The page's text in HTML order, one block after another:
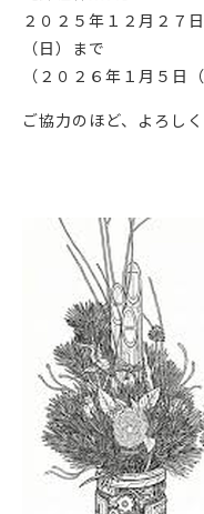
２０２５年１２月２
（日）まで
（２０２６年１月５日
ご協力のほど、よろし